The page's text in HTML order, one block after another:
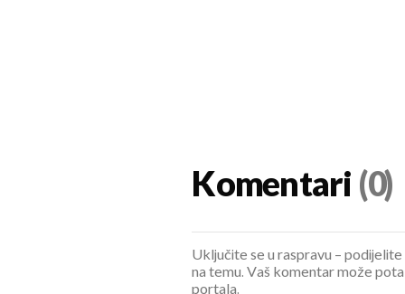
Komentari (0)
Uključite se u raspravu –
na temu. Vaš komentar može
portala.